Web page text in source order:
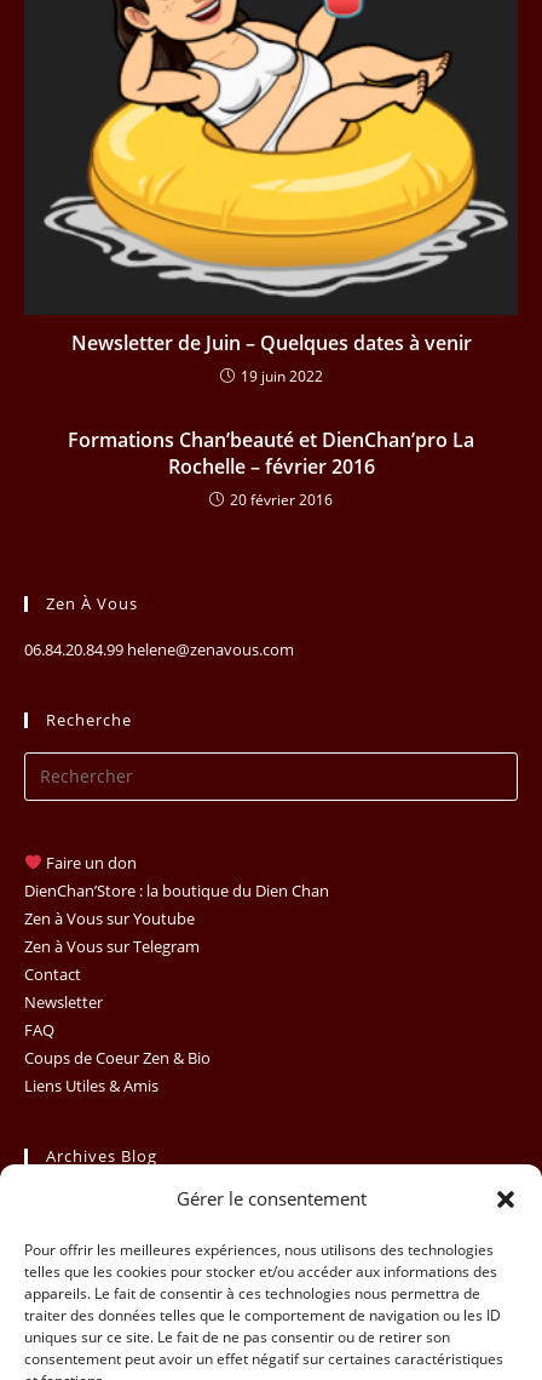
Gérer le consentement
Pour offrir les meilleures expériences, nous utilisons des technologies
telles que les cookies pour stocker et/ou accéder aux informations des
appareils. Le fait de consentir à ces technologies nous permettra de
traiter des données telles que le comportement de navigation ou les ID
uniques sur ce site. Le fait de ne pas consentir ou de retirer son
consentement peut avoir un effet négatif sur certaines caractéristiques
Newsletter de Juin – Quelques dates à venir
19 juin 2022
Formations Chan’beauté et DienChan’pro La
Rochelle – février 2016
20 février 2016
Zen À Vous
06.84.20.84.99 helene@zenavous.com
Recherche
Faire un don
DienChan’Store : la boutique du Dien Chan
Zen à Vous sur Youtube
Zen à Vous sur Telegram
Contact
Newsletter
FAQ
Coups de Coeur Zen & Bio
Liens Utiles & Amis
Archives Blog
Sélectionner un mois